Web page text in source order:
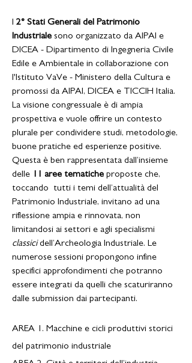
I 2° Stati Generali del Patrimonio
Industriale sono organizzato da AIPAI e
DICEA - Dipartimento di Ingegneria Civile
Edile e Ambientale in collaborazione con
l'Istituto VaVe - Ministero della Cultura e
promossi da AIPAI, DICEA e TICCIH Italia.
La visione congressuale è di ampia
prospettiva e vuole offrire un contesto
plurale per condividere studi, metodologie,
buone pratiche ed esperienze positive.
Questa è ben rappresentata dall’insieme
delle 11 aree tematiche proposte che,
toccando tutti i temi dell’attualità del
Patrimonio Industriale, invitano ad una
riflessione ampia e rinnovata, non
limitandosi ai settori e agli specialismi
classicidell’Archeologia Industriale. Le
numerose sessioni propongono infine
specifici approfondimenti che potranno
essere integrati da quelli che scaturiranno
dalle submission dai partecipanti.
AREA 1. Macchine e cicli produttivi storici
del patrimonio industriale